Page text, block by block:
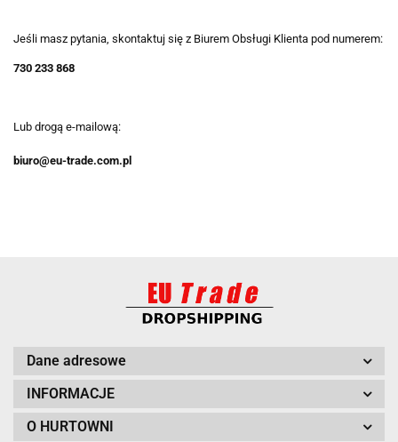
Jeśli masz pytania, skontaktuj się z Biurem Obsługi Klienta pod numerem:
730 233 868
Lub drogą e-mailową:
biuro@eu-trade.com.pl
Dane adresowe
INFORMACJE
O HURTOWNI